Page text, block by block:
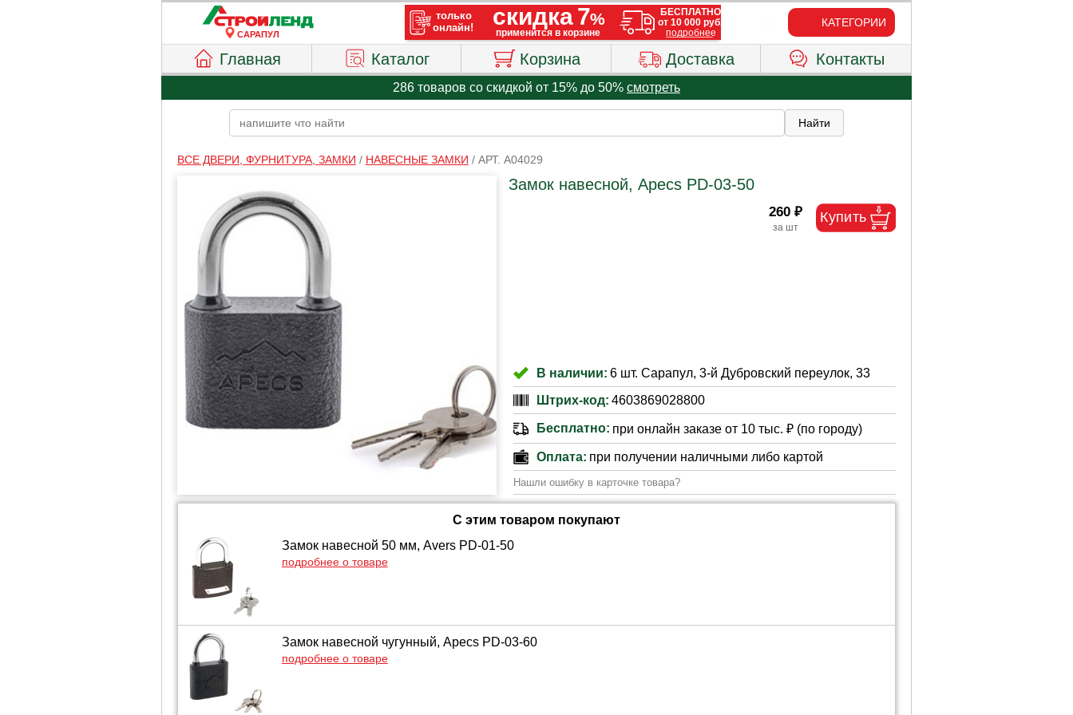
САРАПУЛ
КАТЕГОРИИ
Главная Каталог Корзина Доставка Контакты
286 товаров со скидкой от 15% до 50% смотреть
ВСЕ ДВЕРИ, ФУРНИТУРА, ЗАМКИ / НАВЕСНЫЕ ЗАМКИ / АРТ. A04029
Замок навесной, Apecs PD-03-50
260 ₽
В наличии: 6 шт. Сарапул, 3-й Дубровский переулок, 33
Штрих-код: 4603869028800
Бесплатно: при онлайн заказе от 10 тыс. ₽ (по городу)
Оплата: при получении наличными либо картой
Нашли ошибку в карточке товара?
С этим товаром покупают
Замок навесной 50 мм, Avers PD-01-50
подробнее о товаре
Замок навесной чугунный, Apecs PD-03-60
подробнее о товаре